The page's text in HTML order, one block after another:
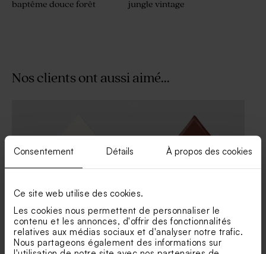
Consentement Détails À propos des cookies
Ce site web utilise des cookies.
Les cookies nous permettent de personnaliser le
contenu et les annonces, d'offrir des fonctionnalités
relatives aux médias sociaux et d'analyser notre trafic.
Nous partageons également des informations sur
baptême douce forêt
jungle vintage
Nos clients ont aussi aimé...
Superbe enveloppe carrée
blanc cassé
Enveloppe naissance rouille
petit format